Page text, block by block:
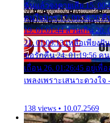
ฉันแล้วจงตายเสีย 15.
คนใจมาร 17. 00:54:50
19. 01:01:44 ส่วนเกิน
21. 01:09:13 เหลือเพียงฝั
ขอรักคืน 24. 01:19:56 ค
เถื่อน 26. 01:26:45 อยู่เพื่
เพลงเพราะเสนาะดวงใ
138 views • 10.07.2569